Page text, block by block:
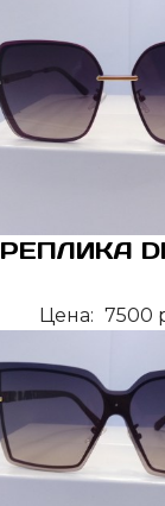
РЕПЛИКА
Цена: 7500